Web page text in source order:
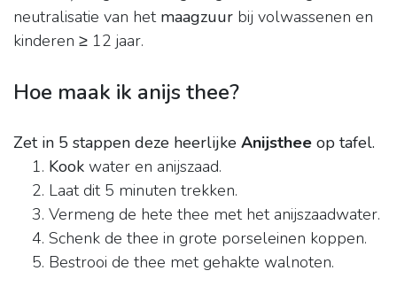
neutralisatie van het maagzuur bij volwassenen en
kinderen ≥ 12 jaar.
Hoe maak ik anijs thee?
Zet in 5 stappen deze heerlijke Anijsthee op tafel.
Kook water en anijszaad.
Laat dit 5 minuten trekken.
Vermeng de hete thee met het anijszaadwater.
Schenk de thee in grote porseleinen koppen.
Bestrooi de thee met gehakte walnoten.